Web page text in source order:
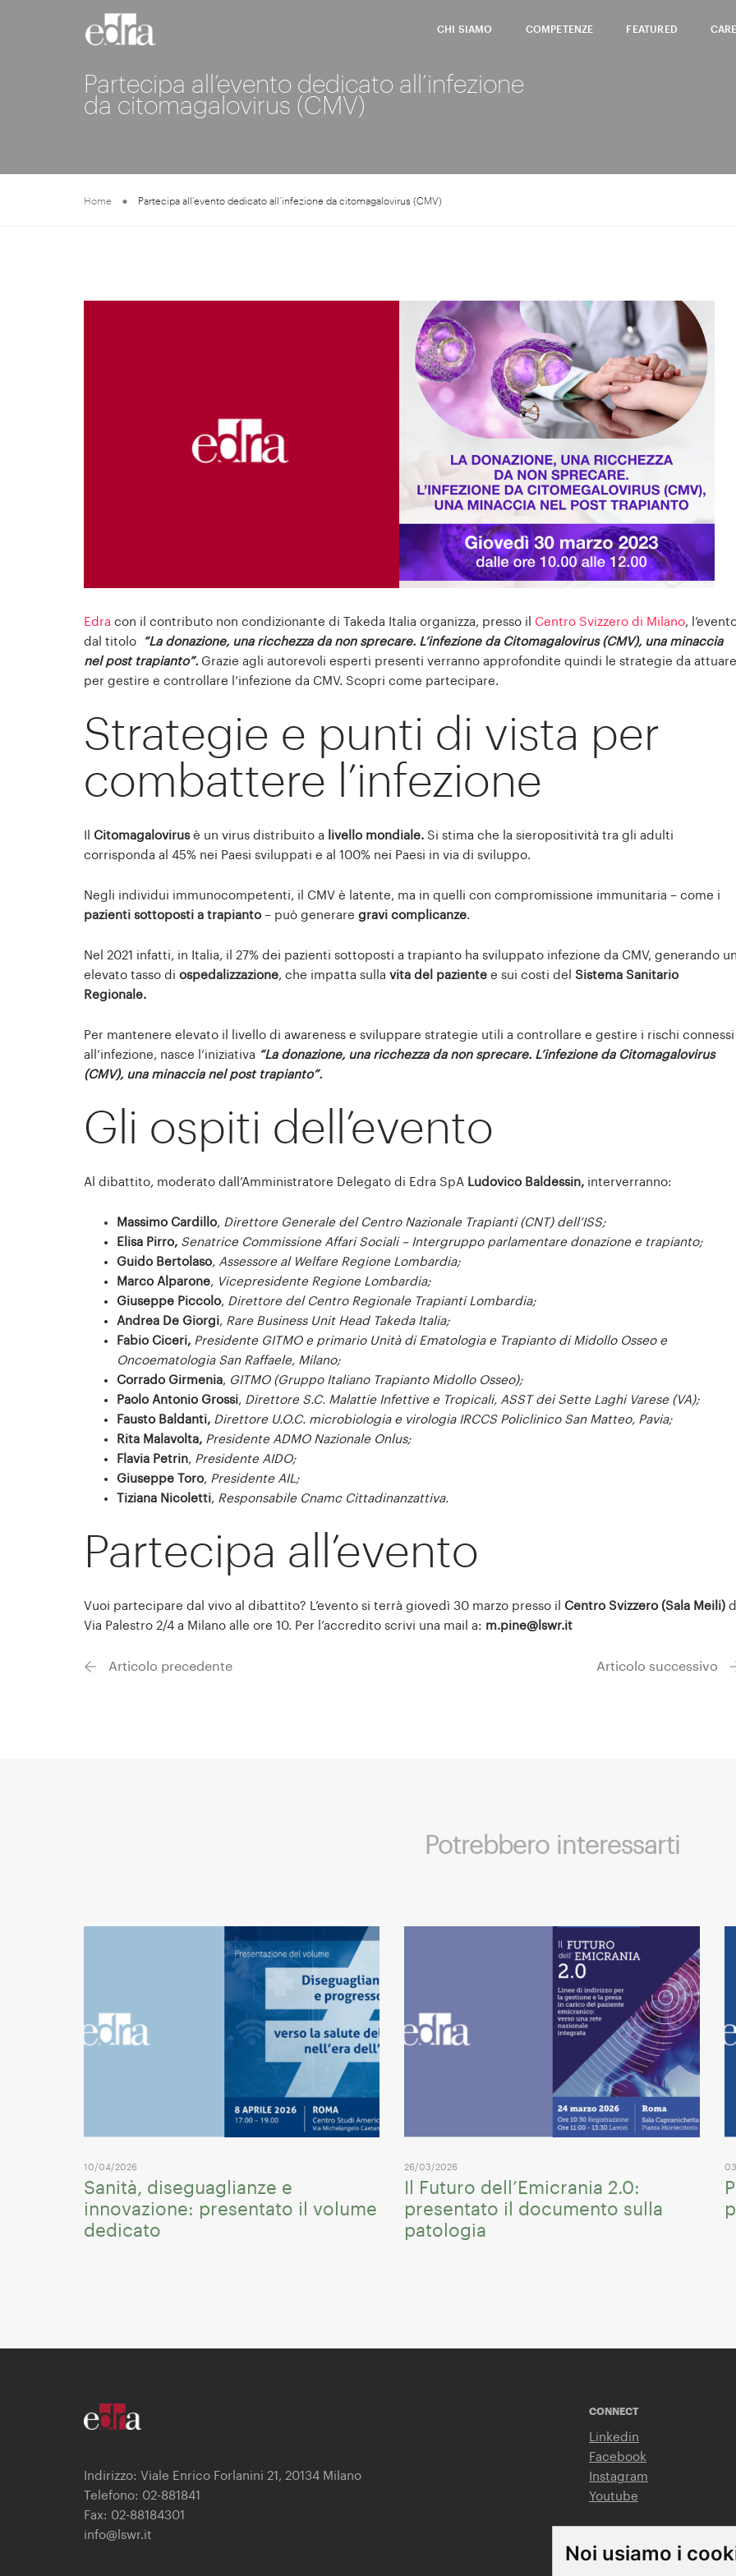
Noi usiamo i
CHI SIAMO COMPETENZE FEATURED
Partecipa all’evento dedicato all’infezione
da citomagalovirus (CMV)
Home Partecipa all’evento dedicato all’infezione da citomagalovirus (CMV)
Edra con il contributo non condizionante di Takeda Italia organizza, presso il Centro Svizzero di Milano,
dal titolo
“La donazione, una ricchezza da non sprecare. L’infezione da Citomagalovirus (CMV), una minaccia
nel post trapianto”. Grazie agli autorevoli esperti presenti verranno approfondite quindi le strategie da attuare
per gestire e controllare l’infezione da CMV. Scopri come partecipare.
Strategie e punti di vista per
combattere l’infezione
Citomagalovirus è un virus distribuito a livello mondiale. Si stima che la sieropositività tra gli adulti
corrisponda al 45% nei Paesi sviluppati e al 100% nei Paesi in via di sviluppo.
Negli individui immunocompetenti, il CMV è latente, ma in quelli con compromissione immunitaria – come i
pazienti sottoposti a trapianto – può generare gravi complicanze.
Nel 2021 infatti, in Italia, il 27% dei pazienti sottoposti a trapianto ha sviluppato infezione da CMV, generando
elevato tasso di ospedalizzazione, che impatta sulla vita del paziente e sui costi del Sistema Sanitario
Regionale.
Per mantenere elevato il livello di awareness e sviluppare strategie utili a controllare e gestire i rischi connessi
all’infezione, nasce l’iniziativa “La donazione, una ricchezza da non sprecare. L’infezione da Citomagalovirus
(CMV), una minaccia nel post trapianto”.
Gli ospiti dell’evento
Al dibattito, moderato dall’Amministratore Delegato di Edra SpA Ludovico Baldessin, interverranno:
Massimo Cardillo, Direttore Generale del Centro Nazionale Trapianti (CNT) dell’ISS;
Elisa Pirro, Senatrice Commissione Affari Sociali – Intergruppo parlamentare donazione e trapianto;
Guido Bertolaso, Assessore al Welfare Regione Lombardia;
Marco Alparone, Vicepresidente Regione Lombardia;
Giuseppe Piccolo, Direttore del Centro Regionale Trapianti Lombardia;
Andrea De Giorgi, Rare Business Unit Head Takeda Italia;
Fabio Ciceri, Presidente GITMO e primario Unità di Ematologia e Trapianto di Midollo Osseo e
Oncoematologia San Raffaele, Milano;
Corrado Girmenia, GITMO (Gruppo Italiano Trapianto Midollo Osseo);
Paolo Antonio Grossi, Direttore S.C. Malattie Infettive e Tropicali, ASST dei Sette Laghi Varese (VA);
Fausto Baldanti, Direttore U.O.C. microbiologia e virologia IRCCS Policlinico San Matteo, Pavia;
Rita Malavolta, Presidente ADMO Nazionale Onlus;
Flavia Petrin, Presidente AIDO;
Giuseppe Toro, Presidente AIL;
Tiziana Nicoletti, Responsabile Cnamc Cittadinanzattiva.
Partecipa all’evento
Vuoi partecipare dal vivo al dibattito? L’evento si terrà giovedì 30 marzo presso il Centro Svizzero (Sala Meili)
Via Palestro 2/4 a Milano alle ore 10. Per l’accredito scrivi una mail a: m.pine@lswr.it
Articolo precedente Articolo successivo
Potrebbero interessarti
10/04/2026
Sanità, diseguaglianze e
innovazione: presentato il volume
dedicato
26/03/2026
Il Futuro dell’Emicrania 2.0:
presentato il documento sulla
patologia
Indirizzo: Viale Enrico Forlanini 21, 20134 Milano
Telefono: 02-881841
Fax: 02-88184301
info@lswr.it
CONNECT
Linkedin
Facebook
Instagram
Youtube